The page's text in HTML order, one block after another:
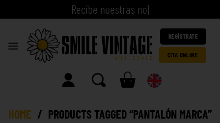
Rec be nuest
REGÍSTRATE
CITA ONLINE
HOME / PRODUCTS TAGGED “PANTALÓN MARCA”